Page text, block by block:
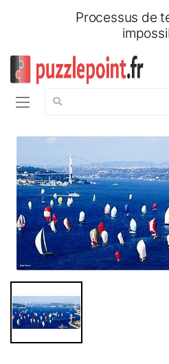
Processus de
Chercher: